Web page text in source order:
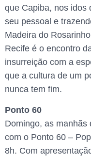
que Capiba, nos idos
seu pessoal e
Madeira do
Recife é o encontro
insurreição com a
que a cultura de um
nunca tem fim.
Ponto 60
Domingo, as manhãs
com o Ponto 60 –
8h. Com